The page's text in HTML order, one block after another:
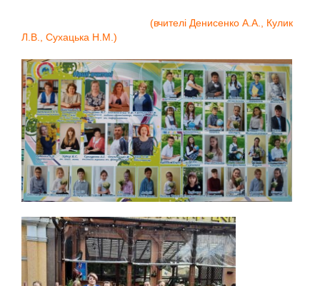
(вчителі Денисенко А.А., Кулик
Л.В., Сухацька Н.М.)